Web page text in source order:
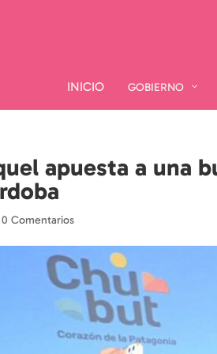
INICIO GOBIERNO
INICIO GOBIERNO
apuesta a una
|0 Comentarios